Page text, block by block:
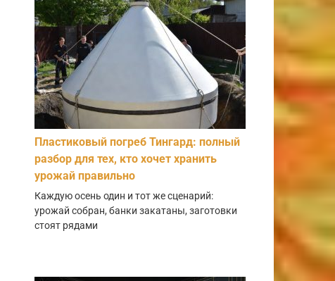
Пластиковый погреб Тингард: полный
разбор для тех, кто хочет хранить
урожай правильно
Каждую осень один и тот же сценарий:
урожай собран, банки закатаны, заготовки
стоят рядами